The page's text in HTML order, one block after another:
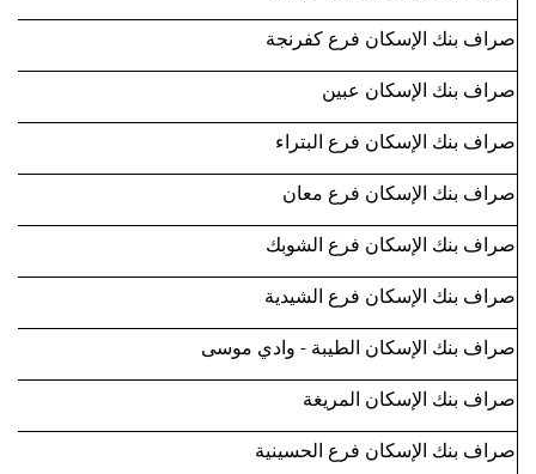
صراف بنك الإسكان فرع كفرنجة
صراف بنك الإسكان عبين
صراف بنك الإسكان فرع البتراء
صراف بنك الإسكان فرع معان
صراف بنك الإسكان فرع الشوبك
صراف بنك الإسكان فرع الشيدية
صراف بنك الإسكان الطيبة - وادي موسى
صراف بنك الإسكان المريغة
صراف بنك الإسكان فرع الحسينية